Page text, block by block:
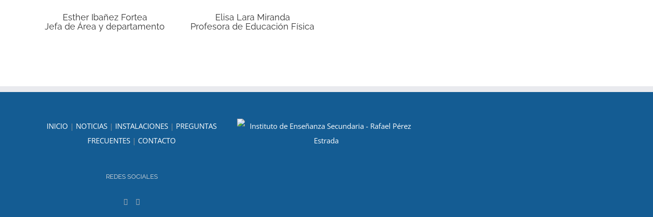
Esther Ibañez Fortea
Jefa de Área y departamento
Elisa Lara Miranda
Profesora de Educación Física
INICIO | NOTICIAS | INSTALACIONES | PREGUNTAS
FRECUENTES | CONTACTO
REDES SOCIALES